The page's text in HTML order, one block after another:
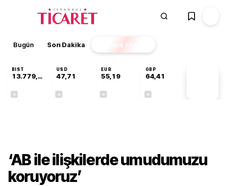
Bugün Son Dakika Finans EKSTRA
BIST
13.779,39
USD
47,71
EUR
55,19
GBP
64,41
‘AB ile ilişkilerde umudumuzu
koruyoruz’